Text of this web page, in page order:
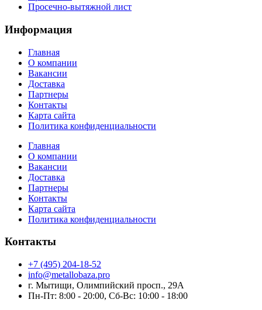
Просечно-вытяжной лист
Информация
Главная
О компании
Вакансии
Доставка
Партнеры
Контакты
Карта сайта
Политика конфиденциальности
Главная
О компании
Вакансии
Доставка
Партнеры
Контакты
Карта сайта
Политика конфиденциальности
Контакты
+7 (495) 204-18-52
info@metallobaza.pro
г. Мытищи, Олимпийский просп., 29А
Пн-Пт: 8:00 - 20:00, Сб-Вс: 10:00 - 18:00